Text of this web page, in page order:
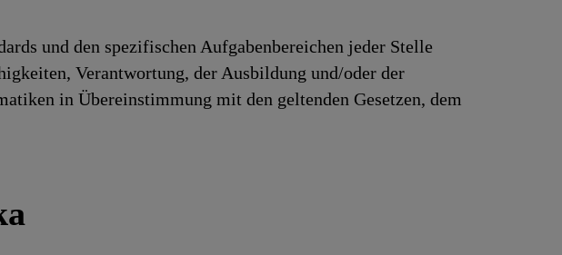
und den spezifischen Aufgabenbereichen jeder Stelle
Verantwortung, der Ausbildung und/oder der
in Übereinstimmung mit den geltenden Gesetzen, dem